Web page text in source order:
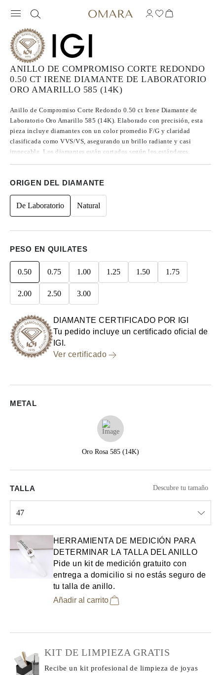
ANILLO DE COMPROMISO CORTE REDONDO
0.50 CT IRENE DIAMANTE DE LABORATORIO
ORO AMARILLO 585 (14K)
Anillo de Compromiso Corte Redondo 0.50 ct Irene Diamante de
Laboratorio Oro Amarillo 585 (14K). Elaborado con precisión, esta
pieza incluye diamantes con un color promedio F/G y claridad
clasificada como VVS/VS, asegurando un brillo radiante y casi
impecable. Los diamantes están cortados según los estándares
excepcional, y no presentan fluorescencia.
ORIGEN DEL DIAMANTE
De Laboratorio Natural
PESO EN QUILATES
0.50 0.75 1.00 1.25 1.50 1.75
2.00 2.50 3.00
DIAMANTE CERTIFICADO POR IGI
Tu pedido incluye un certificado oficial de
IGI.
Ver certificado
METAL
Oro Rosa 585 (14K)
TALLA Descubre tu tamaño
47
HERRAMIENTA DE MEDICIÓN PARA
DETERMINAR LA TALLA DEL ANILLO
Pide un kit de medición gratuito con
entrega a domicilio si no estás seguro de
tu talla de anillo.
Añadir al carrito
KIT DE LIMPIEZA GRATIS
Recibe un kit profesional de limpieza de joyas